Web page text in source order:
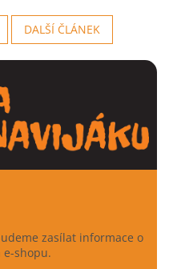
DALŠÍ ČLÁNEK
zasílat informace o
e-shopu.